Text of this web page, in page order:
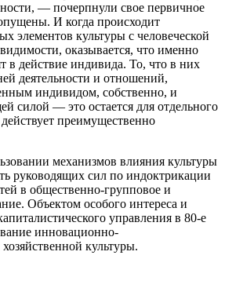
— почерпнули свое первичное
И когда происходит
элементов культуры с человеческой
оказывается, что именно
в действие индивида. То, что в них
деятельности и отношений,
индивидом, собственно, и
силой — это остается для отдельного
преимущественно
механизмов влияния культуры
руководящих сил по индоктрикации
в общественно-групповое и
Объектом особого интереса и
управления в 80-е
инновационно-
культуры.